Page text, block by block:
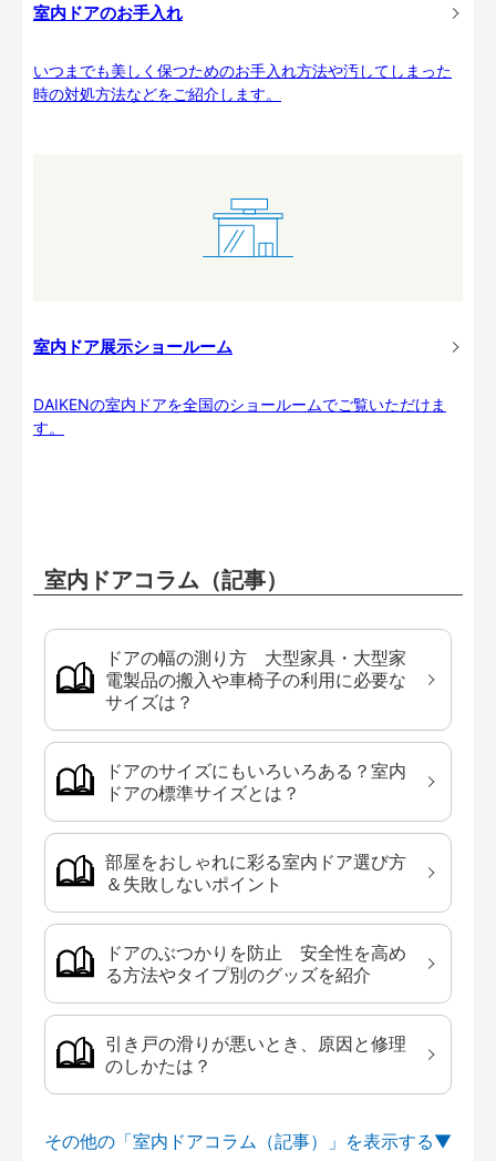
室内ドアのお手入れ
いつまでも美しく保つためのお手入れ方法や汚してしまった
時の対処方法などをご紹介します。
室内ドア展示ショールーム
DAIKENの室内ドアを全国のショールームでご覧いただけま
す。
室内ドアコラム（記事）
ドアの幅の測り方 大型家具・大型家
電製品の搬入や車椅子の利用に必要な
サイズは？
ドアのサイズにもいろいろある？室内
ドアの標準サイズとは？
部屋をおしゃれに彩る室内ドア選び方
＆失敗しないポイント
ドアのぶつかりを防止 安全性を高め
る方法やタイプ別のグッズを紹介
引き戸の滑りが悪いとき、原因と修理
のしかたは？
その他の「室内ドアコラム（記事）」を